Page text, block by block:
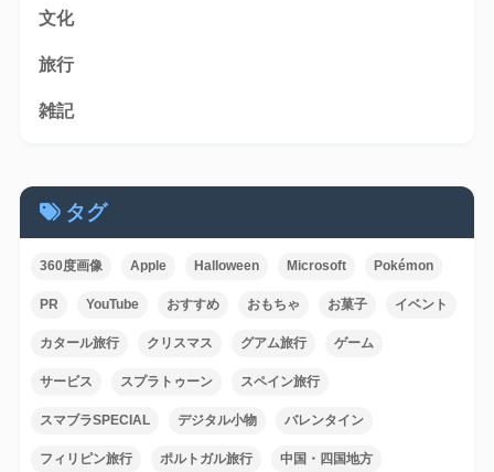
文化
旅行
雑記
タグ
360度画像 Apple Halloween Microsoft Pokémon
PR YouTube おすすめ おもちゃ お菓子 イベント
カタール旅行 クリスマス グアム旅行 ゲーム
サービス スプラトゥーン スペイン旅行
スマブラSPECIAL デジタル小物 バレンタイン
フィリピン旅行 ポルトガル旅行 中国・四国地方